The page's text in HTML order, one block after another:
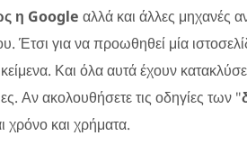
η Google αλλά και άλλες μηχανές
Έτσι για να προωθηθεί μία
Και όλα αυτά έχουν
Αν ακολουθήσετε τις οδηγίες των "
χρόνο και χρήματα.